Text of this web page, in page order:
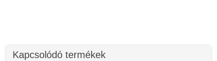
Kapcsolódó termékek